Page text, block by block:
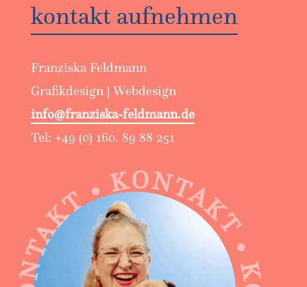
kontakt aufnehmen
Franziska Feldmann
Grafikdesign | Webdesign
info@franziska-feldmann.de
Tel: +49 (0) 160. 89 88 251